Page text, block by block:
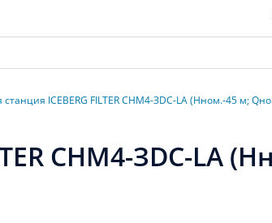
станция ICEBERG FILTER СНМ4-ЗDС-LA (Hном.-45 м;
СНМ4-ЗDС-LA